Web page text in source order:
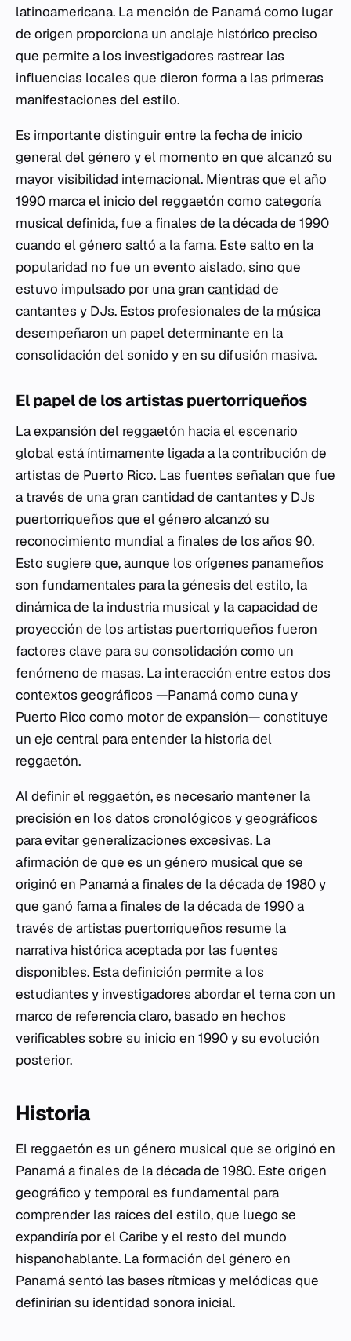
latinoamericana. La mención de Panamá como lugar
de origen proporciona un anclaje histórico preciso
que permite a los investigadores rastrear las
influencias locales que dieron forma a las primeras
manifestaciones del estilo.
Es importante distinguir entre la fecha de inicio
general del género y el momento en que alcanzó su
mayor visibilidad internacional. Mientras que el año
1990 marca el inicio del reggaetón como categoría
musical definida, fue a finales de la década de 1990
cuando el género saltó a la fama. Este salto en la
popularidad no fue un evento aislado, sino que
estuvo impulsado por una gran cantidad de
cantantes y DJs. Estos profesionales de la música
desempeñaron un papel determinante en la
consolidación del sonido y en su difusión masiva.
El papel de los artistas puertorriqueños
La expansión del reggaetón hacia el escenario
global está íntimamente ligada a la contribución de
artistas de Puerto Rico. Las fuentes señalan que fue
a través de una gran cantidad de cantantes y DJs
puertorriqueños que el género alcanzó su
reconocimiento mundial a finales de los años 90.
Esto sugiere que, aunque los orígenes panameños
son fundamentales para la génesis del estilo, la
dinámica de la industria musical y la capacidad de
proyección de los artistas puertorriqueños fueron
factores clave para su consolidación como un
fenómeno de masas. La interacción entre estos dos
contextos geográficos —Panamá como cuna y
Puerto Rico como motor de expansión— constituye
un eje central para entender la historia del
reggaetón.
Al definir el reggaetón, es necesario mantener la
precisión en los datos cronológicos y geográficos
para evitar generalizaciones excesivas. La
afirmación de que es un género musical que se
originó en Panamá a finales de la década de 1980 y
que ganó fama a finales de la década de 1990 a
través de artistas puertorriqueños resume la
narrativa histórica aceptada por las fuentes
disponibles. Esta definición permite a los
estudiantes y investigadores abordar el tema con un
marco de referencia claro, basado en hechos
verificables sobre su inicio en 1990 y su evolución
posterior.
Historia
El reggaetón es un género musical que se originó en
Panamá a finales de la década de 1980. Este origen
geográfico y temporal es fundamental para
comprender las raíces del estilo, que luego se
expandiría por el Caribe y el resto del mundo
hispanohablante. La formación del género en
Panamá sentó las bases rítmicas y melódicas que
definirían su identidad sonora inicial.